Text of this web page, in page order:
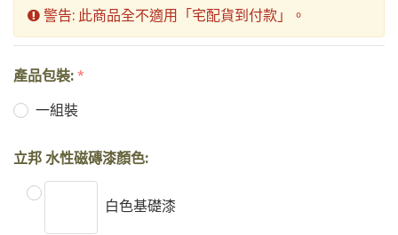
警告: 此商品全不適用「宅配貨到付款」。
產品包裝: *
一組裝
立邦 水性磁磚漆顏色:
白色基礎漆